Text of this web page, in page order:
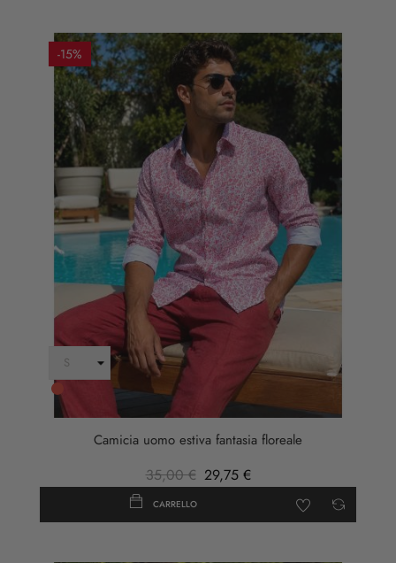
-15%
Rosso
Camicia uomo estiva fantasia floreale
35,00 € 29,75 €
CARRELLO